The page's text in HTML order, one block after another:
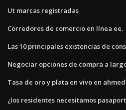
Ut marcas registradas
Corredores de comercio en línea ee.
Las 10 principales existencias de
Negociar opciones de compra a
Tasa de oro y plata en vivo en
¿los residentes necesitamos